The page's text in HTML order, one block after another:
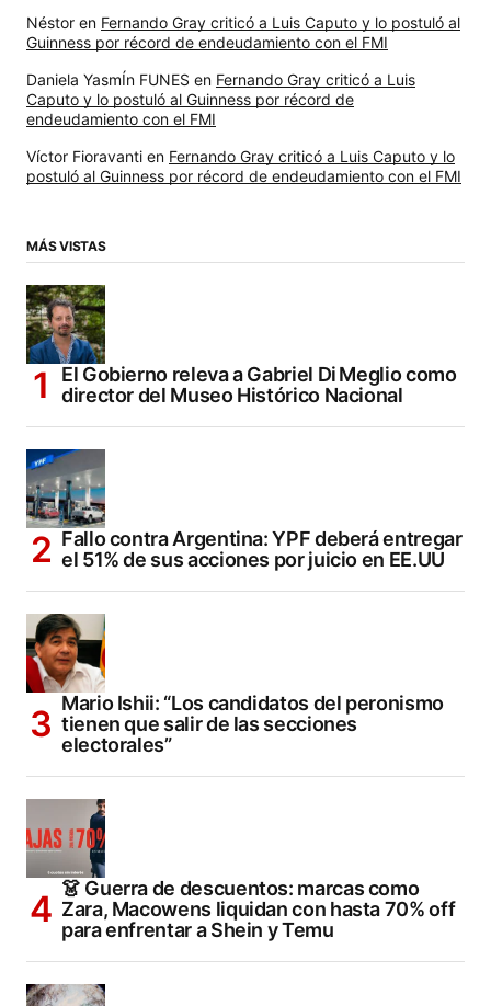
Néstor en Fernando Gray criticó a Luis Caputo y lo postuló al
Guinness por récord de endeudamiento con el FMI
Daniela YasmÍn FUNES en Fernando Gray criticó a Luis
Caputo y lo postuló al Guinness por récord de
endeudamiento con el FMI
Víctor Fioravanti en Fernando Gray criticó a Luis Caputo y lo
postuló al Guinness por récord de endeudamiento con el FMI
MÁS VISTAS
El Gobierno releva a Gabriel Di Meglio como
director del Museo Histórico Nacional
Fallo contra Argentina: YPF deberá entregar
el 51% de sus acciones por juicio en EE.UU
Mario Ishii: “Los candidatos del peronismo
tienen que salir de las secciones
electorales”
👗 Guerra de descuentos: marcas como
Zara, Macowens liquidan con hasta 70% off
para enfrentar a Shein y Temu